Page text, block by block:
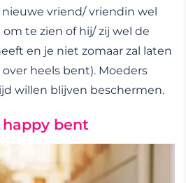
vriend/ vriendin wel
te zien of hij/ zij wel de
en je niet zomaar zal laten
heels bent). Moeders
willen blijven beschermen.
happy bent